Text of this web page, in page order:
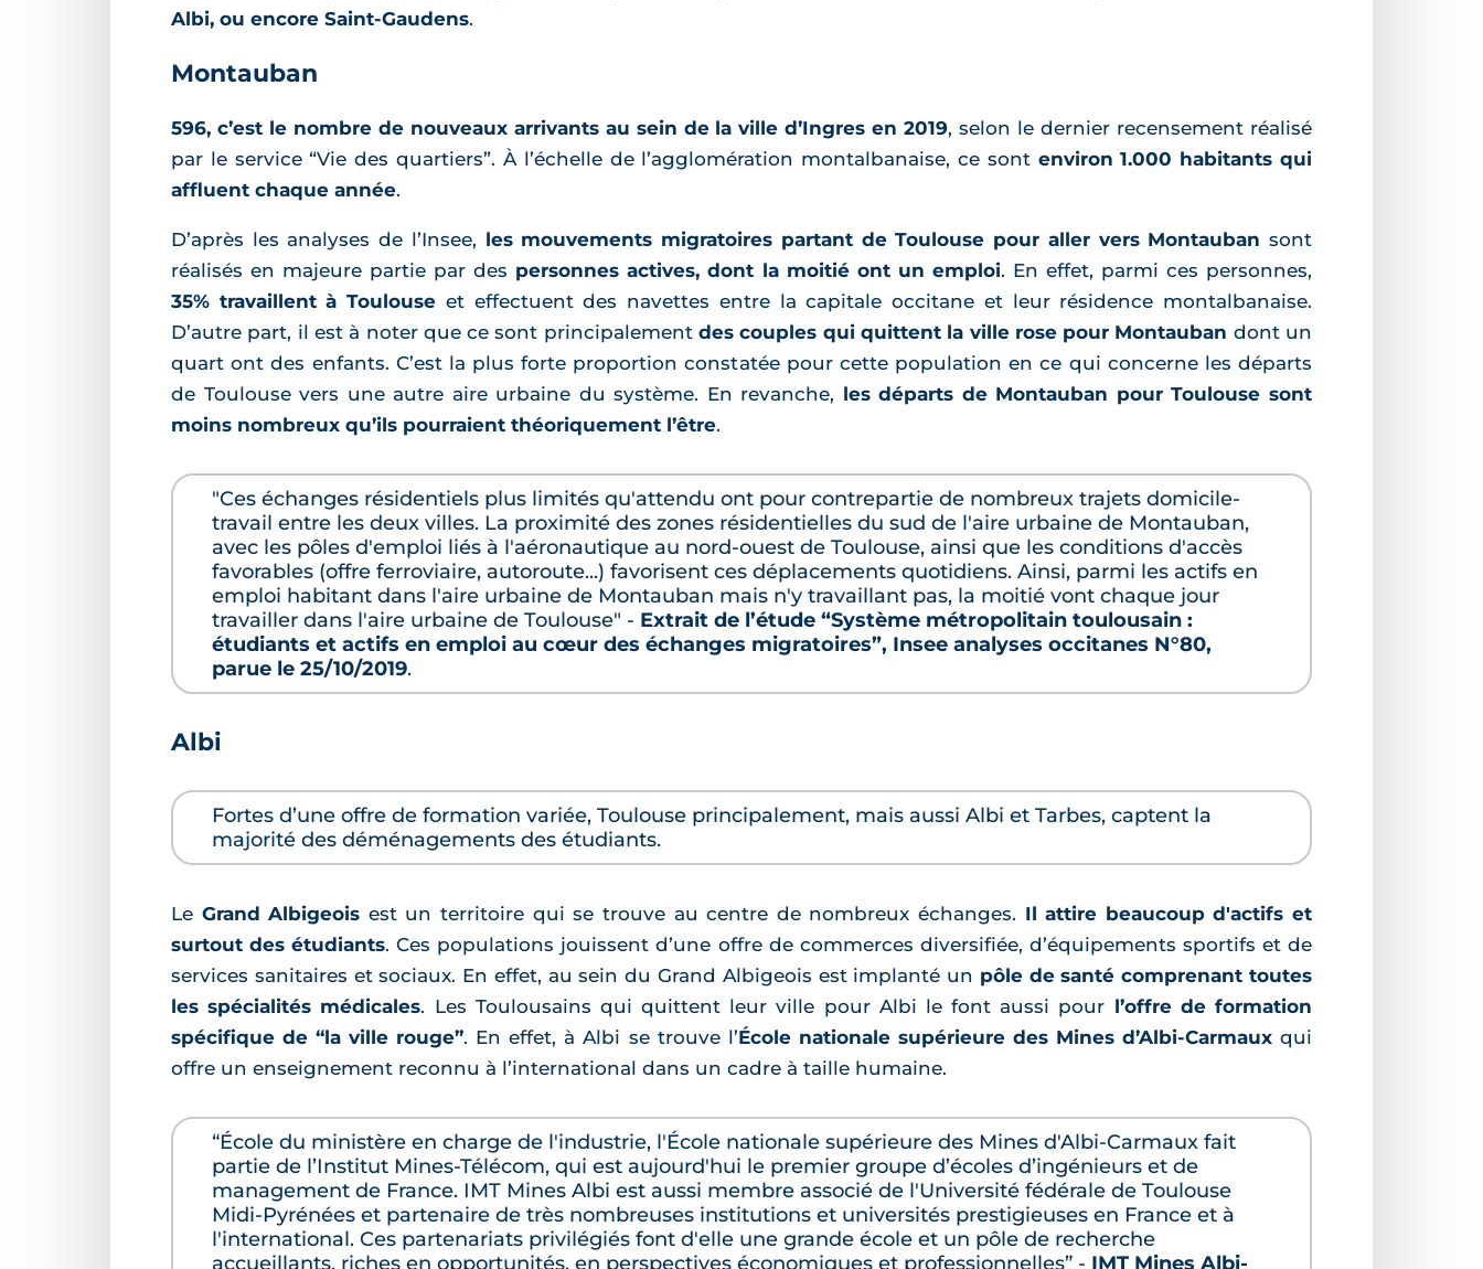
Albi, ou encore Saint-Gaudens.
Montauban
596, c’est le nombre de nouveaux arrivants au sein de la ville d’Ingres en 2019, selon le dernier recensement réalisé
par le service “Vie des quartiers”. À l’échelle de l’agglomération montalbanaise, ce sont environ 1.000 habitants qui
affluent chaque année.
D’après les analyses de l’Insee, les mouvements migratoires partant de Toulouse pour aller vers Montauban sont
réalisés en majeure partie par des personnes actives, dont la moitié ont un emploi. En effet, parmi ces personnes,
35% travaillent à Toulouse et effectuent des navettes entre la capitale occitane et leur résidence montalbanaise.
D’autre part, il est à noter que ce sont principalement des couples qui quittent la ville rose pour Montauban dont un
quart ont des enfants. C’est la plus forte proportion constatée pour cette population en ce qui concerne les départs
de Toulouse vers une autre aire urbaine du système. En revanche, les départs de Montauban pour Toulouse sont
moins nombreux qu’ils pourraient théoriquement l’être.
"Ces échanges résidentiels plus limités qu'attendu ont pour contrepartie de nombreux trajets domicile-
travail entre les deux villes. La proximité des zones résidentielles du sud de l'aire urbaine de Montauban,
avec les pôles d'emploi liés à l'aéronautique au nord-ouest de Toulouse, ainsi que les conditions d'accès
favorables (offre ferroviaire, autoroute...) favorisent ces déplacements quotidiens. Ainsi, parmi les actifs en
emploi habitant dans l'aire urbaine de Montauban mais n'y travaillant pas, la moitié vont chaque jour
travailler dans l'aire urbaine de Toulouse" - Extrait de l’étude “Système métropolitain toulousain :
étudiants et actifs en emploi au cœur des échanges migratoires”, Insee analyses occitanes N°80,
parue le 25/10/2019.
Albi
Fortes d’une offre de formation variée, Toulouse principalement, mais aussi Albi et Tarbes, captent la
majorité des déménagements des étudiants.
Le Grand Albigeois est un territoire qui se trouve au centre de nombreux échanges. Il attire beaucoup d'actifs et
surtout des étudiants. Ces populations jouissent d’une offre de commerces diversifiée, d’équipements sportifs et de
services sanitaires et sociaux. En effet, au sein du Grand Albigeois est implanté un pôle de santé comprenant toutes
les spécialités médicales. Les Toulousains qui quittent leur ville pour Albi le font aussi pour l’offre de formation
spécifique de “la ville rouge”. En effet, à Albi se trouve l’École nationale supérieure des Mines d’Albi-Carmauxqui
offre un enseignement reconnu à l’international dans un cadre à taille humaine.
“École du ministère en charge de l'industrie, l'École nationale supérieure des Mines d'Albi-Carmaux fait
partie de l’Institut Mines-Télécom, qui est aujourd'hui le premier groupe d’écoles d’ingénieurs et de
management de France. IMT Mines Albi est aussi membre associé de l'Université fédérale de Toulouse
Midi-Pyrénées et partenaire de très nombreuses institutions et universités prestigieuses en France et à
l'international. Ces partenariats privilégiés font d'elle une grande école et un pôle de recherche
accueillants, riches en opportunités, en perspectives économiques et professionnelles” - IMT Mines Albi-